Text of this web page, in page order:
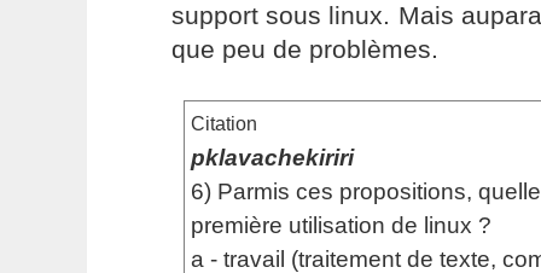
support sous linux. Mais
que peu de problèmes.
Citation
pklavachekiriri
6) Parmis ces propositions,
première utilisation de linux ?
a - travail (traitement de texte,